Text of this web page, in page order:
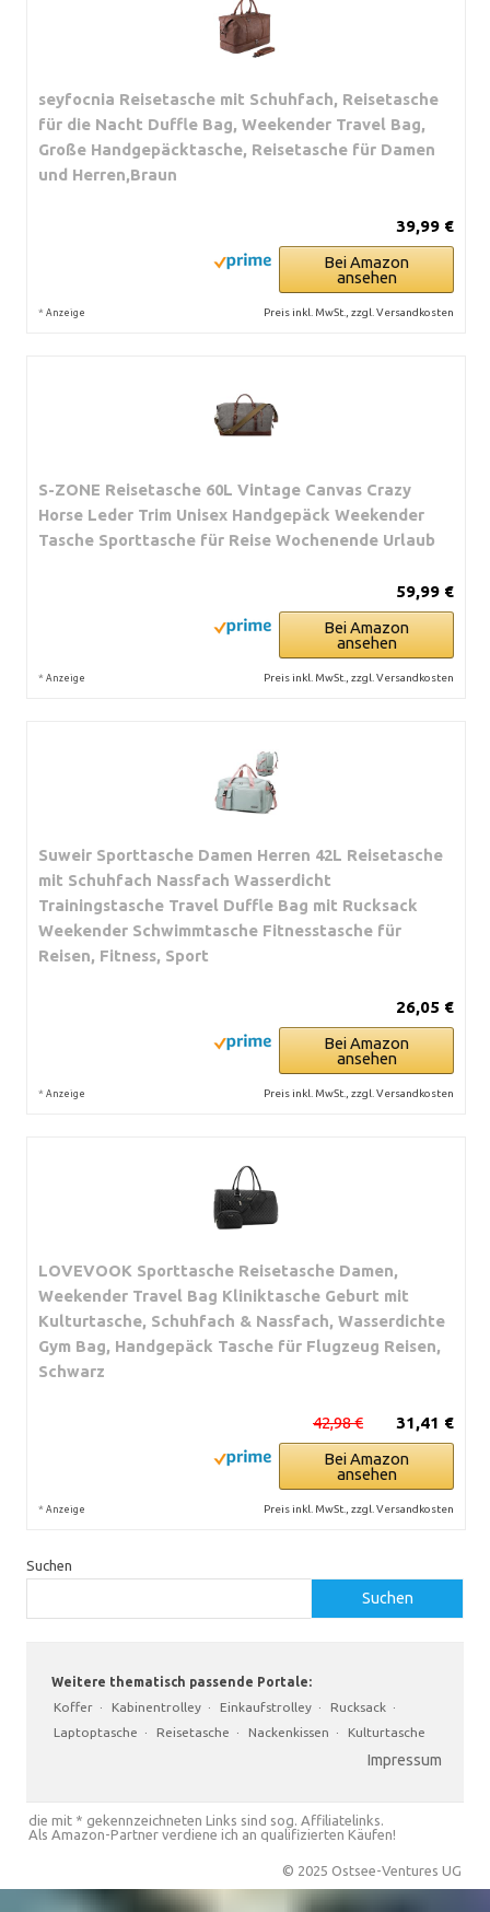
seyfocnia Reisetasche mit Schuhfach, Reisetasche
für die Nacht Duffle Bag, Weekender Travel Bag,
Große Handgepäcktasche, Reisetasche für Damen
und Herren,Braun
39,99 €
Bei Amazon
ansehen
* Anzeige Preis inkl. MwSt., zzgl. Versandkosten
S-ZONE Reisetasche 60L Vintage Canvas Crazy
Horse Leder Trim Unisex Handgepäck Weekender
Tasche Sporttasche für Reise Wochenende Urlaub
59,99 €
Bei Amazon
ansehen
* Anzeige Preis inkl. MwSt., zzgl. Versandkosten
Suweir Sporttasche Damen Herren 42L Reisetasche
mit Schuhfach Nassfach Wasserdicht
Trainingstasche Travel Duffle Bag mit Rucksack
Weekender Schwimmtasche Fitnesstasche für
Reisen, Fitness, Sport
26,05 €
Bei Amazon
ansehen
* Anzeige Preis inkl. MwSt., zzgl. Versandkosten
LOVEVOOK Sporttasche Reisetasche Damen,
Weekender Travel Bag Kliniktasche Geburt mit
Kulturtasche, Schuhfach & Nassfach, Wasserdichte
Gym Bag, Handgepäck Tasche für Flugzeug Reisen,
Schwarz
31,41 €
42,98 €
Bei Amazon
ansehen
* Anzeige Preis inkl. MwSt., zzgl. Versandkosten
Suchen
Suchen
Weitere thematisch passende Portale:
Koffer · Kabinentrolley · Einkaufstrolley · Rucksack ·
Laptoptasche · Reisetasche · Nackenkissen · Kulturtasche
Impressum
die mit * gekennzeichneten Links sind sog. Affiliatelinks.
Als Amazon-Partner verdiene ich an qualifizierten Käufen!
© 2025 Ostsee-Ventures UG